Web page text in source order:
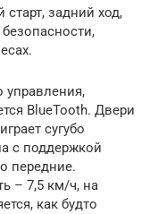
задний ход,
управления,
BlueTooth. Двери
сугубо
с поддержкой
передние.
– 7,5 км/ч, на
как будто